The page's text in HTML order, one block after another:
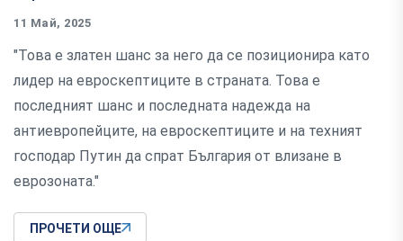
11 Май, 2025
"Това е златен шанс за него да се позиционира като
лидер на евроскептиците в страната. Това е
последният шанс и последната надежда на
антиевропейците, на евроскептиците и на техният
господар Путин да спрат България от влизане в
еврозоната."
ПРОЧЕТИ ОЩЕ